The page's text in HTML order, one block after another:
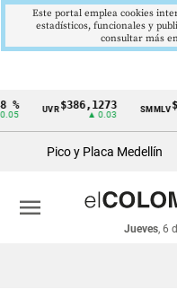
Cintillo
económicos
Colombia
UVR$386,1273
▲ 0.03
SMMLV
Pico y Placa Medellín
Jueves, 6
menu
Este portal emplea cookies
estadísticos, funcionales y
consultar más